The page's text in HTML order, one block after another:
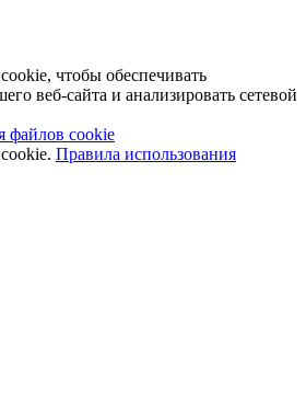
чтобы обеспечивать
веб-сайта и анализировать сетевой
файлов cookie
Правила использования